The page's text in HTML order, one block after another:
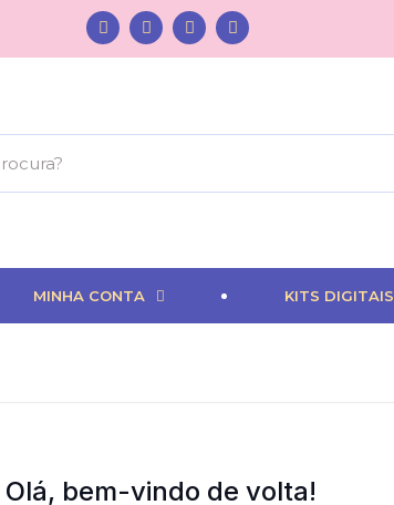
MINHA CONTA KITS DIGITAIS
Olá, bem-vindo de volta!